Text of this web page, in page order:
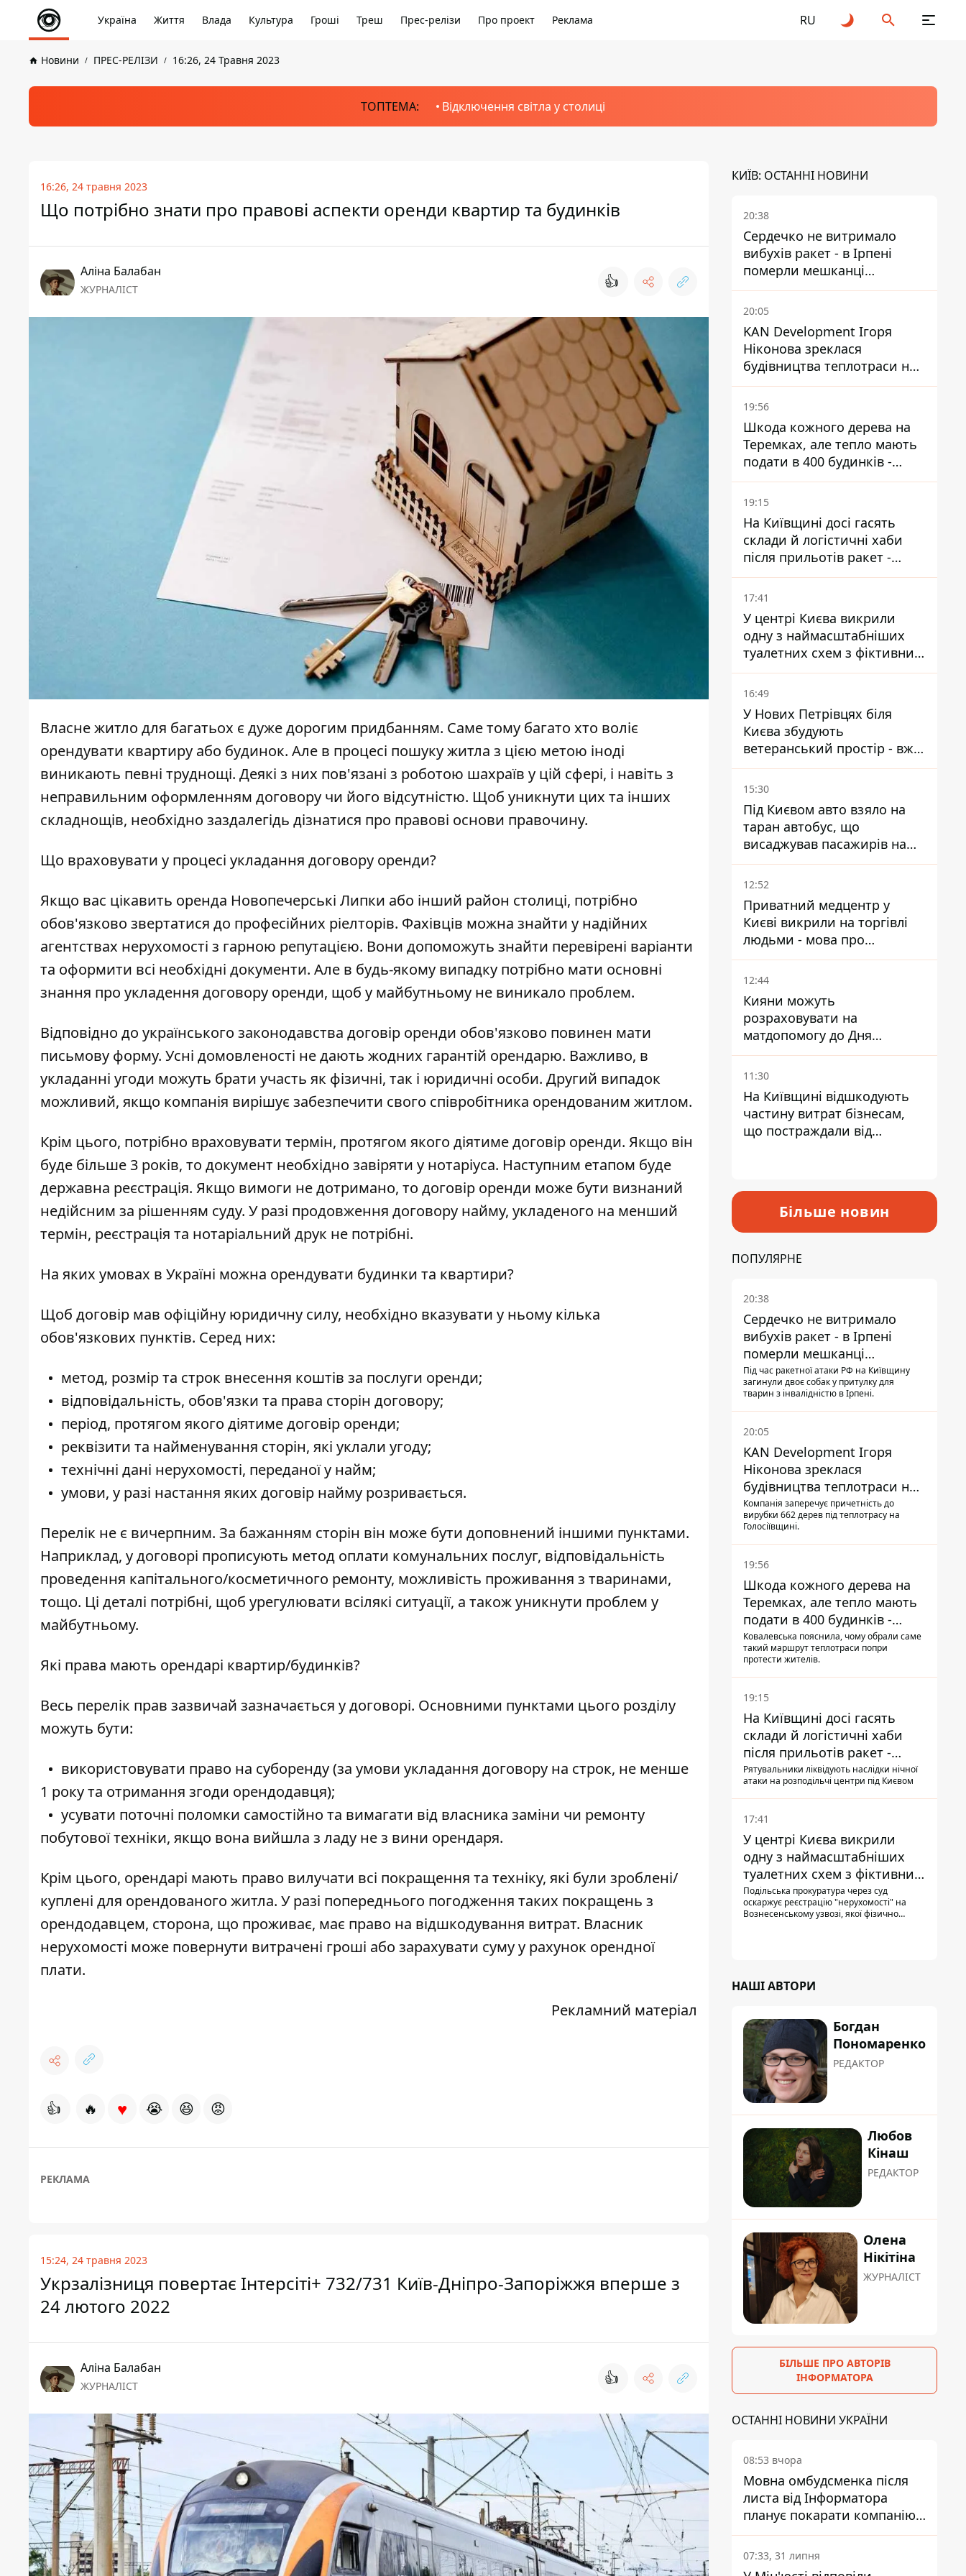
Україна Життя Влада Культура Гроші Треш Прес-релізи Про проект Реклама RU
Новини ПРЕС-РЕЛІЗИ 16:26, 24 Травня 2023
ТОПТЕМА: Відключення світла у столиці
16:26, 24 травня 2023
Що потрібно знати про правові аспекти оренди квартир та будинків
Аліна Балабан
ЖУРНАЛІСТ 👍
Власне житло для багатьох є дуже дорогим придбанням. Саме тому багато хто воліє
орендувати квартиру або будинок. Але в процесі пошуку житла з цією метою іноді
виникають певні труднощі. Деякі з них пов'язані з роботою шахраїв у цій сфері, і навіть з
неправильним оформленням договору чи його відсутністю. Щоб уникнути цих та інших
складнощів, необхідно заздалегідь дізнатися про правові основи правочину.
Що враховувати у процесі укладання договору оренди?
Якщо вас цікавить оренда Новопечерські Липки або інший район столиці, потрібно
обов'язково звертатися до професійних ріелторів. Фахівців можна знайти у надійних
агентствах нерухомості з гарною репутацією. Вони допоможуть знайти перевірені варіанти
та оформити всі необхідні документи. Але в будь-якому випадку потрібно мати основні
знання про укладення договору оренди, щоб у майбутньому не виникало проблем.
Відповідно до українського законодавства договір оренди обов'язково повинен мати
письмову форму. Усні домовленості не дають жодних гарантій орендарю. Важливо, в
укладанні угоди можуть брати участь як фізичні, так і юридичні особи. Другий випадок
можливий, якщо компанія вирішує забезпечити свого співробітника орендованим житлом.
Крім цього, потрібно враховувати термін, протягом якого діятиме договір оренди. Якщо він
буде більше 3 років, то документ необхідно завіряти у нотаріуса. Наступним етапом буде
державна реєстрація. Якщо вимоги не дотримано, то договір оренди може бути визнаний
недійсним за рішенням суду. У разі продовження договору найму, укладеного на менший
термін, реєстрація та нотаріальний друк не потрібні.
На яких умовах в Україні можна орендувати будинки та квартири?
Щоб договір мав офіційну юридичну силу, необхідно вказувати у ньому кілька
обов'язкових пунктів. Серед них:
метод, розмір та строк внесення коштів за послуги оренди;
відповідальність, обов'язки та права сторін договору;
період, протягом якого діятиме договір оренди;
реквізити та найменування сторін, які уклали угоду;
технічні дані нерухомості, переданої у найм;
умови, у разі настання яких договір найму розривається.
Перелік не є вичерпним. За бажанням сторін він може бути доповнений іншими пунктами.
Наприклад, у договорі прописують метод оплати комунальних послуг, відповідальність
проведення капітального/косметичного ремонту, можливість проживання з тваринами,
тощо. Ці деталі потрібні, щоб урегулювати всілякі ситуації, а також уникнути проблем у
майбутньому.
Які права мають орендарі квартир/будинків?
Весь перелік прав зазвичай зазначається у договорі. Основними пунктами цього розділу
можуть бути:
використовувати право на суборенду (за умови укладання договору на строк, не менше
1 року та отримання згоди орендодавця);
усувати поточні поломки самостійно та вимагати від власника заміни чи ремонту
побутової техніки, якщо вона вийшла з ладу не з вини орендаря.
Крім цього, орендарі мають право вилучати всі покращення та техніку, які були зроблені/
куплені для орендованого житла. У разі попереднього погодження таких покращень з
орендодавцем, сторона, що проживає, має право на відшкодування витрат. Власник
нерухомості може повернути витрачені гроші або зарахувати суму у рахунок орендної
плати.
Рекламний матеріал
👍 🔥 ♥ 😭 😆 😡
РЕКЛАМА
15:24, 24 травня 2023
Укрзалізниця повертає Інтерсіті+ 732/731 Київ-Дніпро-Запоріжжя вперше з
24 лютого 2022
Аліна Балабан
ЖУРНАЛІСТ 👍
КИЇВ: ОСТАННІ НОВИНИ
20:38
Сердечко не витримало
вибухів ракет - в Ірпені
померли мешканці
притулку для собак з
інвалідністю
20:05
KAN Development Ігоря
Ніконова зреклася
будівництва теплотраси на
Теремках
19:56
Шкода кожного дерева на
Теремках, але тепло мають
подати в 400 будинків -
депутатка Київради
19:15
На Київщині досі гасять
склади й логістичні хаби
після прильотів ракет -
ДСНС
17:41
У центрі Києва викрили
одну з наймасштабніших
туалетних схем з фіктивним
будинком
16:49
У Нових Петрівцях біля
Києва збудують
ветеранський простір - вже
знайшли проєктанта
15:30
Під Києвом авто взяло на
таран автобус, що
висаджував пасажирів на
зупинці - пасажирка в
лікарні
12:52
Приватний медцентр у
Києві викрили на торгівлі
людьми - мова про
сурогатне материнство
12:44
Кияни можуть
розраховувати на
матдопомогу до Дня
незалежності - кому її
дадуть
11:30
На Київщині відшкодують
частину витрат бізнесам,
що постраждали від
Більше новин
ПОПУЛЯРНЕ
20:38
Сердечко не витримало
вибухів ракет - в Ірпені
померли мешканці
притулку для собак з
інвалідністю
Під час ракетної атаки РФ на Київщину
загинули двоє собак у притулку для
тварин з інвалідністю в Ірпені.
20:05
KAN Development Ігоря
Ніконова зреклася
будівництва теплотраси на
Теремках
Компанія заперечує причетність до
вирубки 662 дерев під теплотрасу на
Голосіївщині.
19:56
Шкода кожного дерева на
Теремках, але тепло мають
подати в 400 будинків -
депутатка Київради
Ковалевська пояснила, чому обрали саме
такий маршрут теплотраси попри
протести жителів.
19:15
На Київщині досі гасять
склади й логістичні хаби
після прильотів ракет -
ДСНС
Рятувальники ліквідують наслідки нічної
атаки на розподільчі центри під Києвом
17:41
У центрі Києва викрили
одну з наймасштабніших
туалетних схем з фіктивним
будинком
Подільська прокуратура через суд
оскаржує реєстрацію "нерухомості" на
Вознесенському узвозі, якої фізично
НАШІ АВТОРИ
Богдан
Пономаренко
РЕДАКТОР
Любов
Кінаш
РЕДАКТОР
Олена
Нікітіна
ЖУРНАЛІСТ
БІЛЬШЕ ПРО АВТОРІВ
ІНФОРМАТОРА
ОСТАННІ НОВИНИ УКРАЇНИ
08:53 вчора
Мовна омбудсменка після
листа від Інформатора
планує покарати компанію-
підрядника ПриватБанку
07:33, 31 липня